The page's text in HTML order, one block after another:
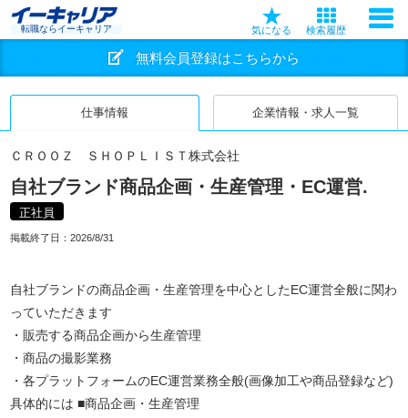
転職ならイーキャリア 気になる 検索履歴
無料会員登録はこちらから
仕事情報 企業情報・求人一覧
ＣＲＯＯＺ ＳＨＯＰＬＩＳＴ株式会社
自社ブランド商品企画・生産管理・EC運営.
正社員
掲載終了日： 2026/8/31
自社ブランドの商品企画・生産管理を中心としたEC運営全般に関わ
っていただきます
・販売する商品企画から生産管理
・商品の撮影業務
・各プラットフォームのEC運営業務全般(画像加工や商品登録など)
具体的には ■商品企画・生産管理